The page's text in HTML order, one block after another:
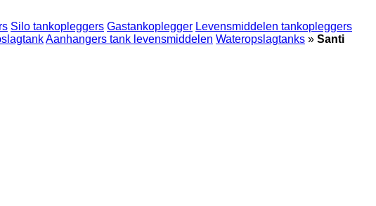
Silo tankopleggers Gastankoplegger Levensmiddelen tankopleggers
Aanhangers tank levensmiddelen Wateropslagtanks » Santi